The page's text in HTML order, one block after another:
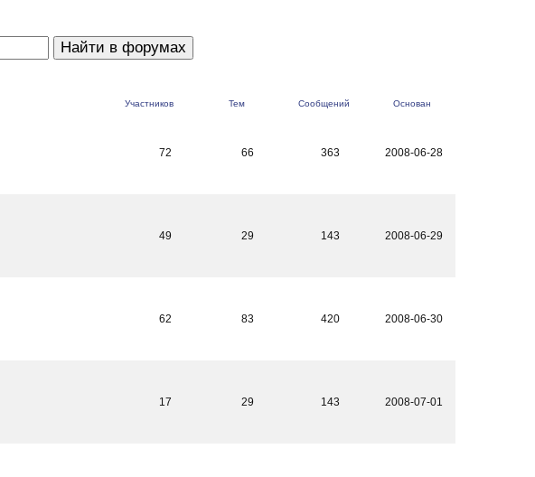
Участников Тем Сообщений Основан
72
66 363 2008-06-28
49
29 143 2008-06-29
62
83 420 2008-06-30
17
29 143 2008-07-01